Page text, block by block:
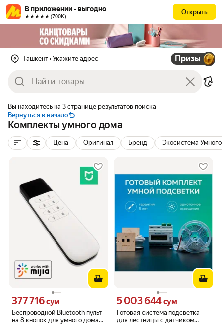
В приложении - выгодно
★★★★★ (700К)
Открыть
Ташкент • Укажите адрес Призы
Вы находитесь на 3 странице результатов поиска
Вернуться в начало
Комплекты умного дома
Цена Оригинал Бренд Экосистема
Беспроводной Bluetooth пульт
на 8 кнопок для умного дома
Цена 377716 сум вместо
377 716сум
Готовая система подсветка
для лестницы с датчиком
Цена 5003644 сум вместо
5 003 644сум